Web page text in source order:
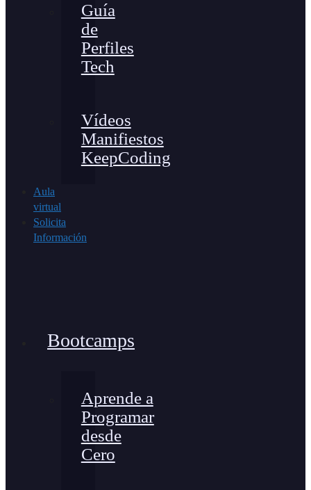
Guía
de
Perfiles
Tech
Vídeos
Manifiestos
KeepCoding
Aula
virtual
Solicita
Información
Bootcamps
Aprende a
Programar
desde
Cero